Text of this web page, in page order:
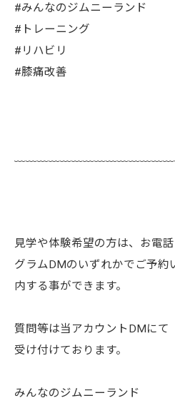
#みんなのジムニーランド
#トレーニング
#リハビリ
#膝痛改善
見学や体験希望の方は、お電
グラムDMのいずれかでご予約
内する事ができます。
質問等は当アカウントDMにて
受け付けております。
みんなのジムニーランド